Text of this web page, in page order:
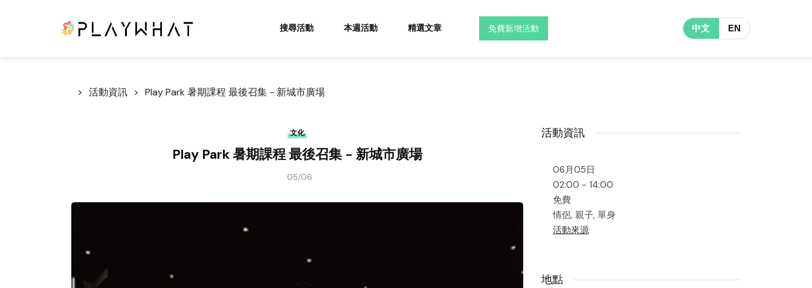
搜尋活動 本週活動 精選文章 免費新增活動 中文 EN
活動資訊 Play Park 暑期課程 最後召集 - 新城市廣場
文化
Play Park 暑期課程 最後召集 - 新城市廣場
05/06
活動資訊
06月05日
02:00 - 14:00
免費
情侶, 親子, 單身
活動來源
地點